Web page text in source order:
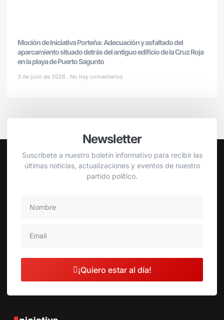
Moción de Iniciativa Porteña: Adecuación y asfaltado del
aparcamiento situado detrás del antiguo edificio de la Cruz Roja
en la playa de Puerto Sagunto
3 de julio de 2026 No hay comentarios
Newsletter
Suscríbete a nuestro boletín informativo para recibir las
últimas noticias, actualizaciones y eventos de nuestro
partido político.
¡Quiero estar al día!